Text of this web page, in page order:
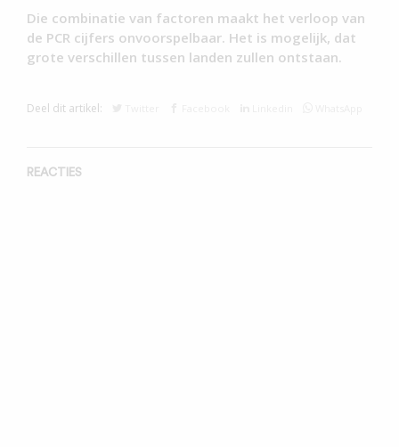
Die combinatie van factoren maakt het verloop van
de PCR cijfers onvoorspelbaar. Het is mogelijk, dat
grote verschillen tussen landen zullen ontstaan.
Deel dit artikel:
REACTIES